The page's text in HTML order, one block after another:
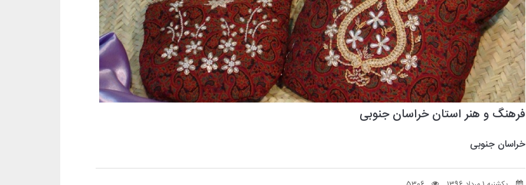
فرهنگ و هنر استان خراسان جنوبی
خراسان جنوبی